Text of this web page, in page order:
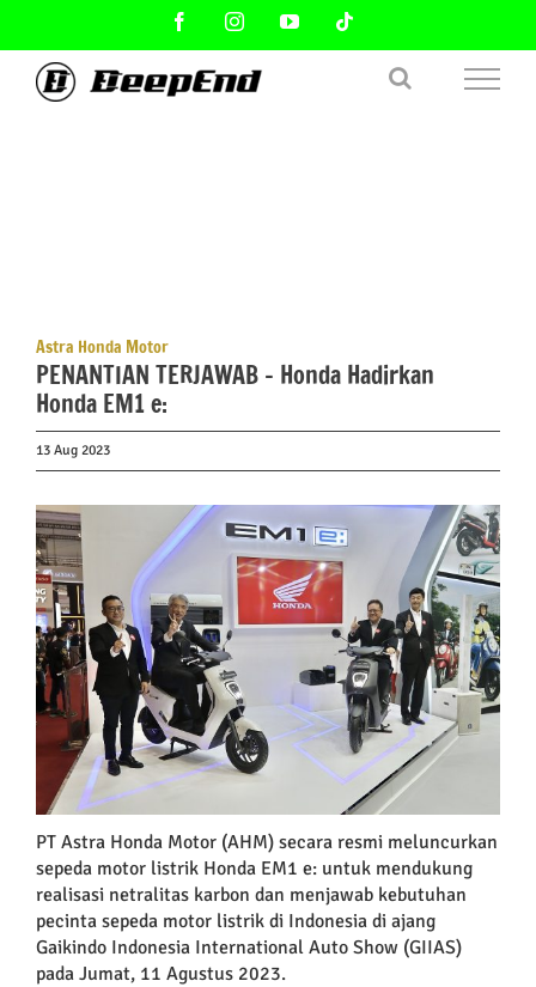
content
FacebookInstagramYouTube
Astra Honda Motor
PENANTIAN TERJAWAB – Honda Hadirkan
Honda EM1 e:
13 Aug 2023
View
Larger
Image
PT Astra Honda Motor (AHM) secara resmi meluncurkan
sepeda motor listrik Honda EM1 e: untuk mendukung
realisasi netralitas karbon dan menjawab kebutuhan
pecinta sepeda motor listrik di Indonesia di ajang
Gaikindo Indonesia International Auto Show (GIIAS)
pada Jumat, 11 Agustus 2023.